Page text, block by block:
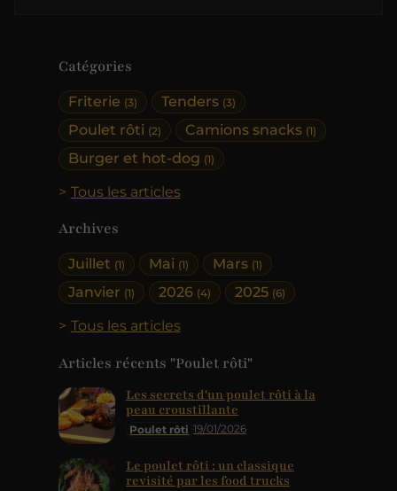
Catégories
Friterie (3) Tenders (3)
Poulet rôti (2) Camions snacks (1)
Burger et hot-dog (1)
Tous les articles
Archives
Juillet (1) Mai (1) Mars (1)
Janvier (1) 2026 (4) 2025 (6)
Tous les articles
Articles récents "Poulet rôti"
Poulet rôti 19/01/2026
Les secrets d'un poulet rôti à la
peau croustillante
Le poulet rôti : un classique
revisité par les food trucks